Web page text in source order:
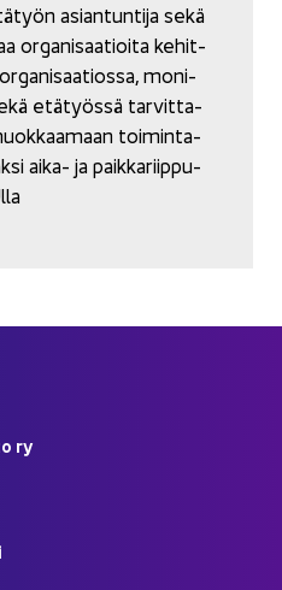
asian­tun­ti­ja sekä
or­ga­ni­saa­tioi­ta ke­hit­
mo­ni­
etä­työs­sä tar­vit­ta­
toi­min­ta­
aika- ja paik­ka­riip­pu­
ry